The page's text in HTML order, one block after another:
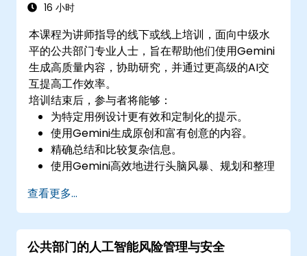
16 小时
本课程为讲师指导的线下或线上培训，面向中级水
平的公共部门专业人士，旨在帮助他们使用Gemini
生成高质量内容，协助研究，并通过更高级的AI交
互提高工作效率。
培训结束后，参与者将能够：
为特定用例设计更有效和定制化的提示。
使用Gemini生成原创和富有创意的内容。
精确总结和比较复杂信息。
使用Gemini高效地进行头脑风暴、规划和整理
查看更多...
公共部门的人工智能风险管理与安全